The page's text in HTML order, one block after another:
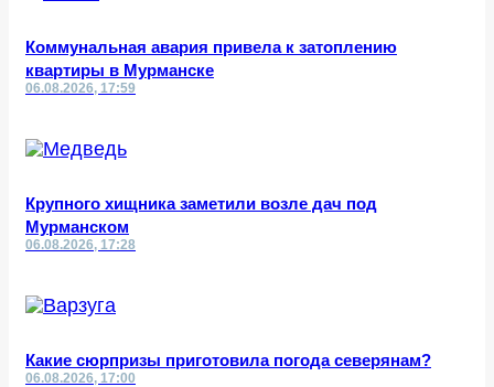
Коммунальная авария привела к затоплению
квартиры в Мурманске
06.08.2026, 17:59
Крупного хищника заметили возле дач под
Мурманском
06.08.2026, 17:28
Какие сюрпризы приготовила погода северянам?
06.08.2026, 17:00